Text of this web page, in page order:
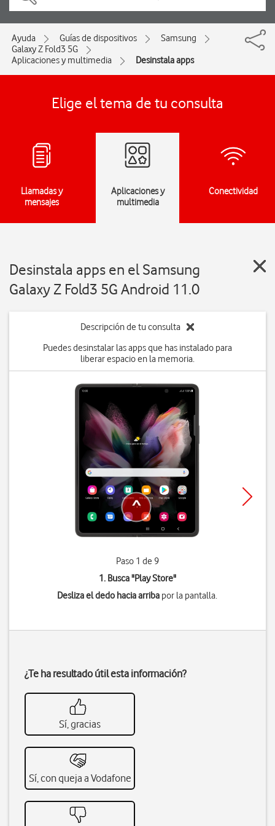
Ayuda Guías de dispositivos
Samsung
Galaxy Z Fold3 5G
Aplicaciones y multimedia
Desinstala apps
Elige el tema de tu consulta
Llamadas y
mensajes
Aplicaciones y
multimedia
Conectividad
Desinstala apps en el Samsung
Galaxy Z Fold3 5G Android 11.0
Descripción de tu consulta
Puedes desinstalar las apps que has instalado para
liberar espacio en la memoria.
Paso 1 de 9
1. Busca "Play Store"
Desliza el dedo hacia arriba por la pantalla.
¿Te ha resultado útil esta información?
Sí, gracias
Sí, con queja a Vodafone